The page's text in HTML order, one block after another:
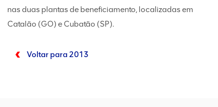
nas duas plantas de beneficiamento, localizadas em
Catalão (GO) e Cubatão (SP).
Voltar para 2013